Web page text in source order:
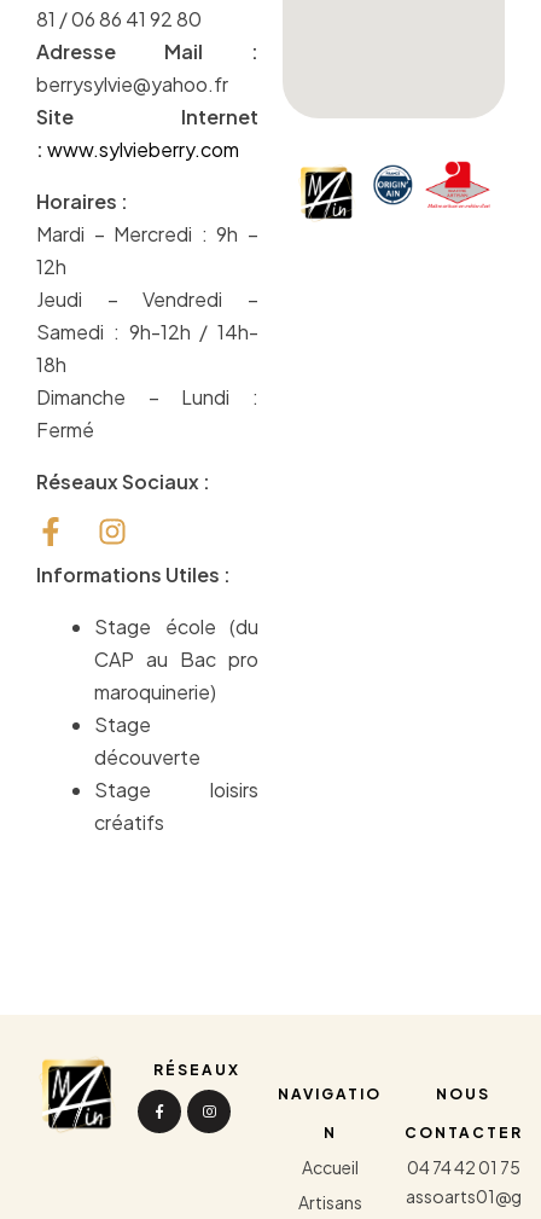
81 / 06 86 41 92 80
Adresse Mail :
berrysylvie@yahoo.fr
Site Internet
: www.sylvieberry.com
Horaires :
Mardi – Mercredi : 9h –
12h
Jeudi – Vendredi –
Samedi : 9h-12h / 14h-
18h
Dimanche – Lundi :
Fermé
Réseaux Sociaux :
Informations Utiles :
Stage école (du
CAP au Bac pro
maroquinerie)
Stage
découverte
Stage loisirs
créatifs
RÉSEAUX
NAVIGATIO
N
Accueil
Artisans
NOUS
CONTACTER
04 74 42 01 75
assoarts01@g